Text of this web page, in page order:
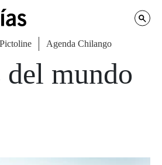
Pictoline Agenda Chilango
del mundo